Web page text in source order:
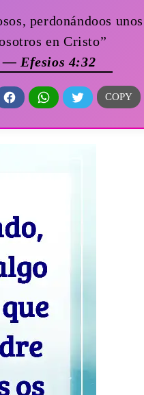
perdonándoos
en Cristo”
— Efesios 4:32